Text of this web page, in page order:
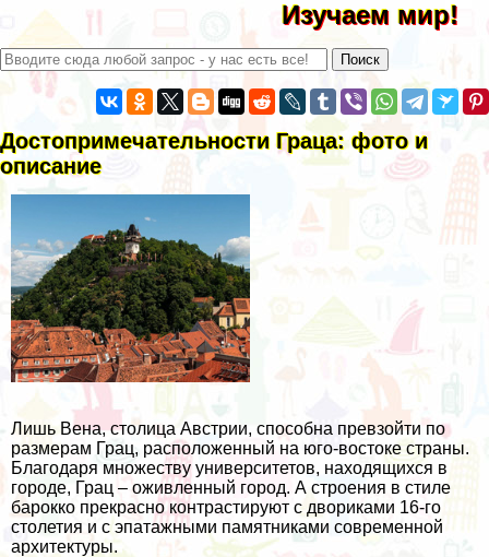
Изучаем мир!
Достопримечательности Граца: фото и
описание
Лишь Вена, столица Австрии, способна превзойти по
размерам Грац, расположенный на юго-востоке страны.
Благодаря множеству университетов, находящихся в
городе, Грац – оживленный город. А строения в стиле
барокко прекрасно контрастируют с двориками 16-го
столетия и с эпатажными памятниками современной
архитектуры.